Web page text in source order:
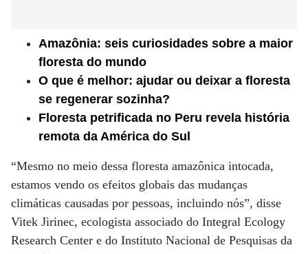
Amazônia: seis curiosidades sobre a maior
floresta do mundo
O que é melhor: ajudar ou deixar a floresta
se regenerar sozinha?
Floresta petrificada no Peru revela história
remota da América do Sul
“Mesmo no meio dessa floresta amazônica intocada,
estamos vendo os efeitos globais das mudanças
climáticas causadas por pessoas, incluindo nós”, disse
Vitek Jirinec, ecologista associado do Integral Ecology
Research Center e do Instituto Nacional de Pesquisas da